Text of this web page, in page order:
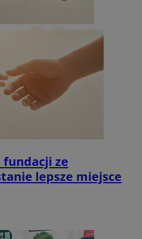
fundacji ze
lepsze miejsce